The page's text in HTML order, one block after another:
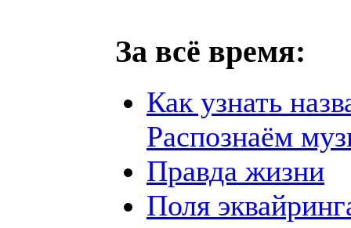
За всё время:
Как узнать
Распознаём
Правда жизни
Поля